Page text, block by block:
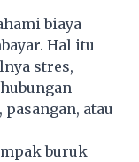
biaya
Hal itu
stres,
atau
buruk